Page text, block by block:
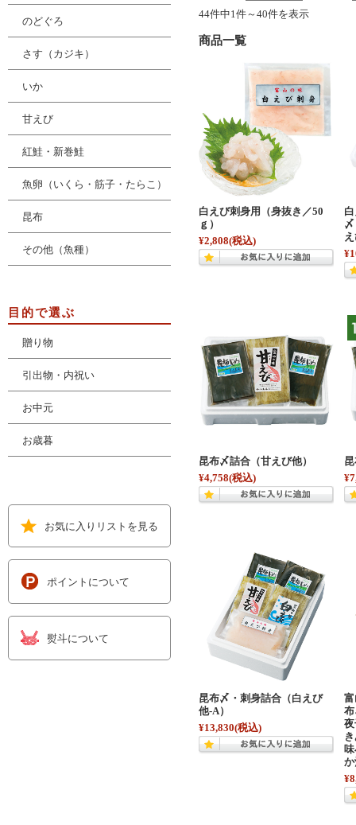
44件中1件～40件を表示
商品一覧
白えび刺身用（身抜き／50
ｇ）
¥2,808(税込)
昆布〆詰合（甘えび他）
¥4,758(税込)
昆布〆・刺身詰合（白えび
他-A）
¥13,830(税込)
のどぐろ
さす（カジキ）
いか
甘えび
紅鮭・新巻鮭
魚卵（いくら・筋子・たらこ）
昆布
その他（魚種）
目的で選ぶ
贈り物
引出物・内祝い
お中元
お歳暮
お気に入りリストを見る
ポイントについて
熨斗について